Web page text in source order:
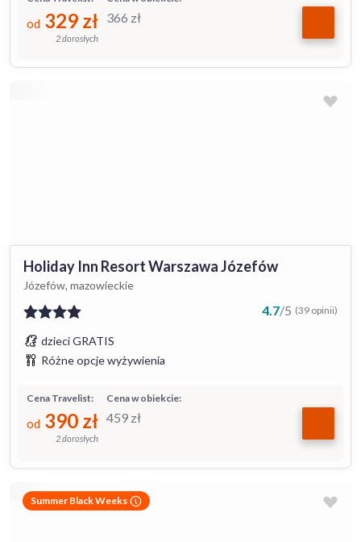
366 zł
od 329 zł
2 dorosłych
Holiday Inn Resort Warszawa Józefów
Józefów, mazowieckie
4.7/5 (39 opinii)
dzieci GRATIS
Różne opcje wyżywienia
Cena w obiekcie:
459 zł
Cena Travelist:
od 390 zł
2 dorosłych
Summer Black Weeks